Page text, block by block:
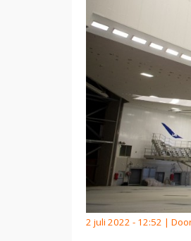
2 juli 2022 - 12:52 |